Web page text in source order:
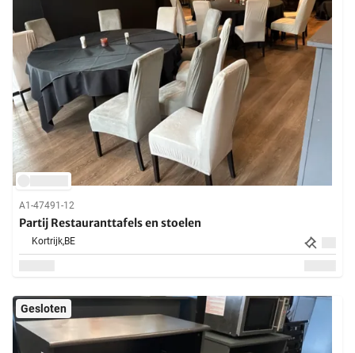
A1-47491-12
Partij Restauranttafels en stoelen
Kortrijk,BE
Gesloten